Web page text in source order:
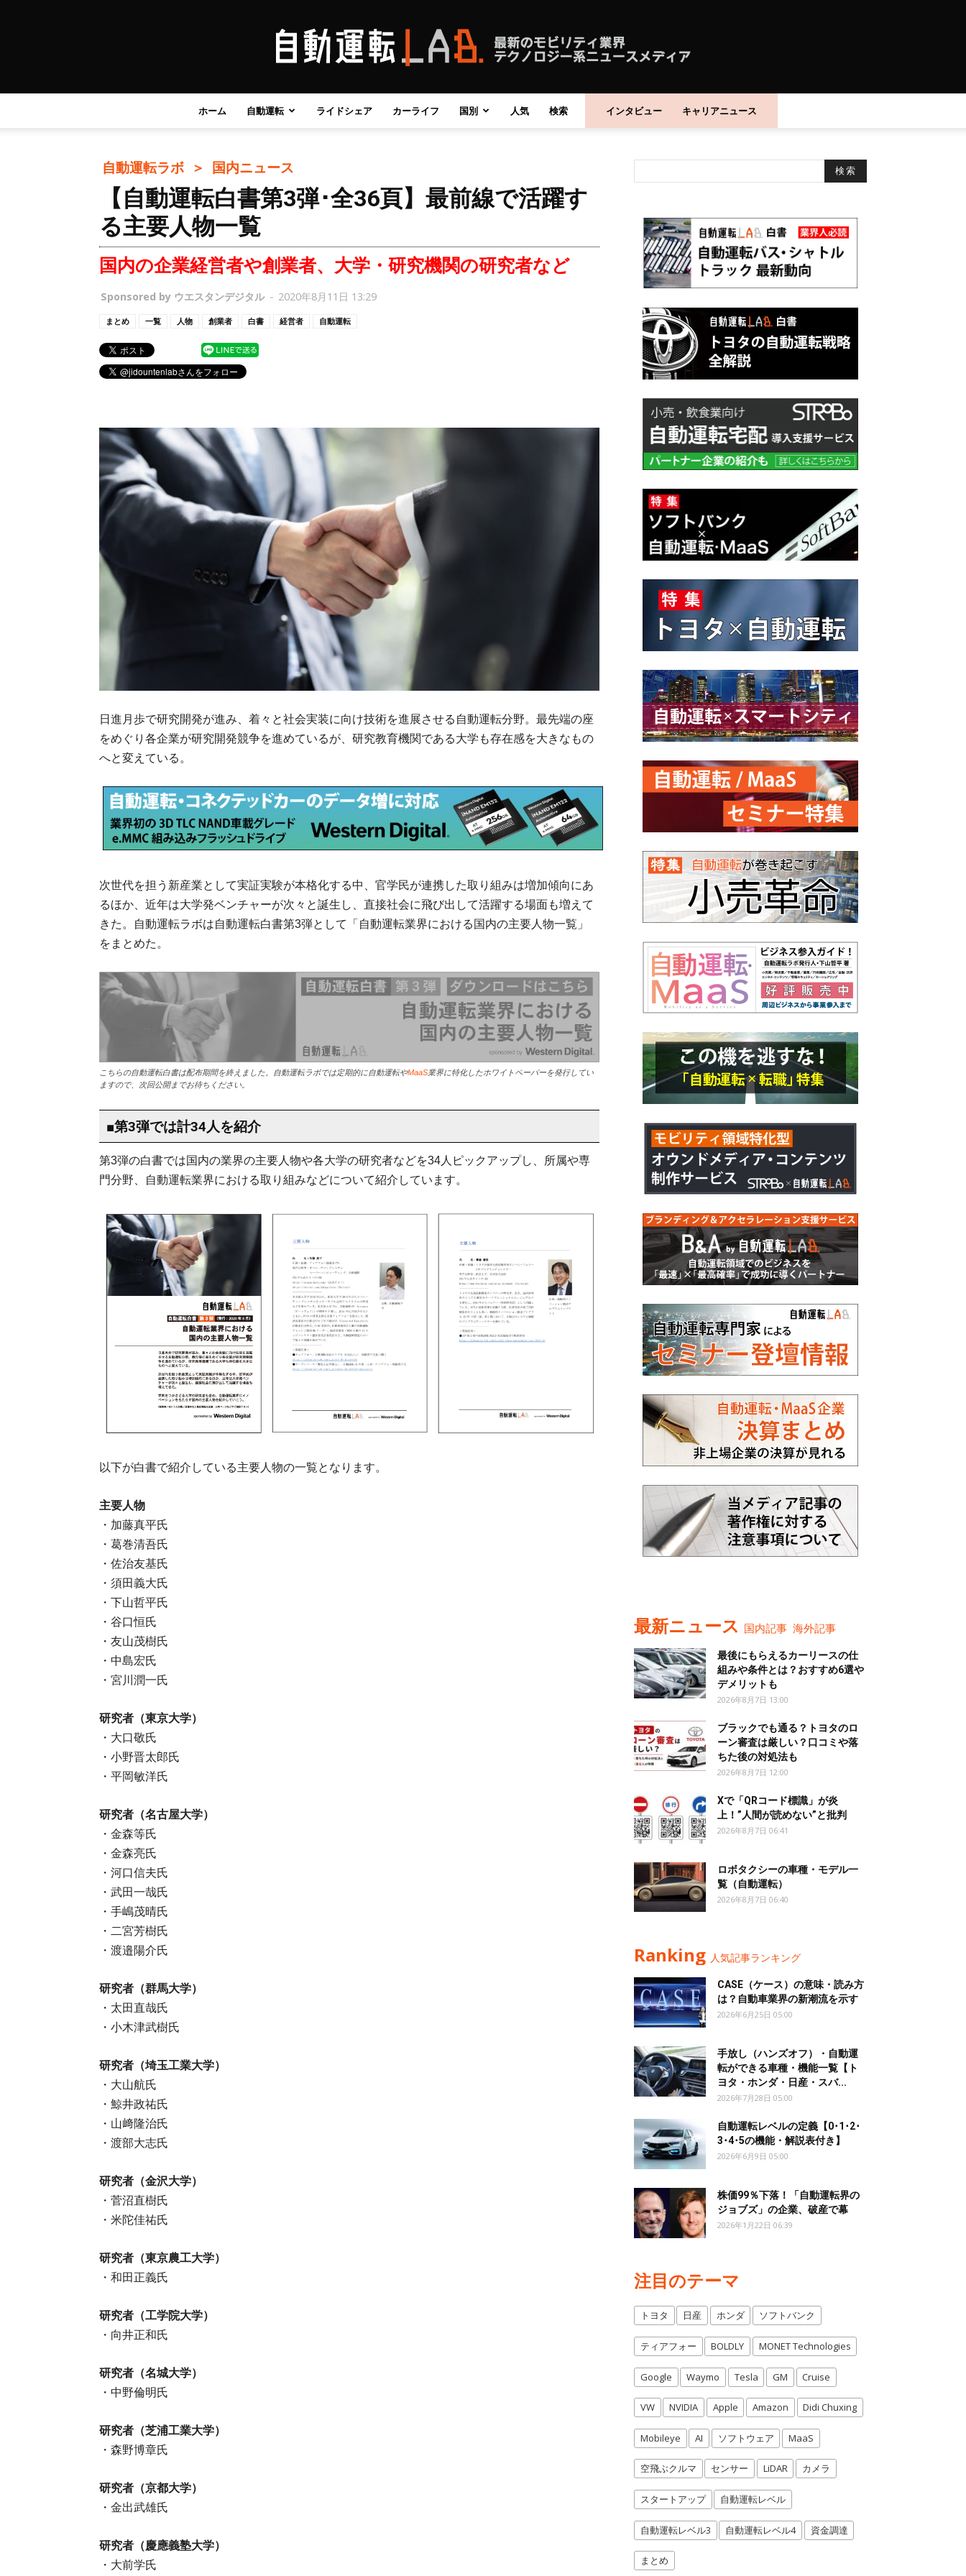
自
動
ホーム 自動運転 ライドシェア カーライフ 国別 人気 検索 インタビュー キャリアニュース
自動運転ラボ ＞ 国内ニュース
【自動運転白書第3弾･全36頁】最前線で活躍す
る主要人物一覧
国内の企業経営者や創業者、大学・研究機関の研究者など
Sponsored by ウエスタンデジタル - 2020年8月11日 13:29
まとめ 一覧 人物 創業者 白書 経営者 自動運転
日進月歩で研究開発が進み、着々と社会実装に向け技術を進展させる自動運転分野。最先端の座
をめぐり各企業が研究開発競争を進めているが、研究教育機関である大学も存在感を大きなもの
へと変えている。
次世代を担う新産業として実証実験が本格化する中、官学民が連携した取り組みは増加傾向にあ
るほか、近年は大学発ベンチャーが次々と誕生し、直接社会に飛び出して活躍する場面も増えて
きた。自動運転ラボは自動運転白書第3弾として「自動運転業界における国内の主要人物一覧」
をまとめた。
こちらの自動運転白書は配布期間を終えました。自動運転ラボでは定期的に自動運転やMaaS業界に特化したホワイトペーパーを発行してい
ますので、次回公開までお待ちください。
■第3弾では計34人を紹介
第3弾の白書では国内の業界の主要人物や各大学の研究者などを34人ピックアップし、所属や専
門分野、自動運転業界における取り組みなどについて紹介しています。
以下が白書で紹介している主要人物の一覧となります。
主要人物
・加藤真平氏
・葛巻清吾氏
・佐治友基氏
・須田義大氏
・下山哲平氏
・谷口恒氏
・友山茂樹氏
・中島宏氏
・宮川潤一氏
研究者（東京大学）
・大口敬氏
・小野晋太郎氏
・平岡敏洋氏
研究者（名古屋大学）
・金森等氏
・金森亮氏
・河口信夫氏
・武田一哉氏
・手嶋茂晴氏
・二宮芳樹氏
・渡邉陽介氏
研究者（群馬大学）
・太田直哉氏
・小木津武樹氏
研究者（埼玉工業大学）
・大山航氏
・鯨井政祐氏
・山﨑隆治氏
・渡部大志氏
研究者（金沢大学）
・菅沼直樹氏
・米陀佳祐氏
研究者（東京農工大学）
・和田正義氏
研究者（工学院大学）
・向井正和氏
研究者（名城大学）
・中野倫明氏
研究者（芝浦工業大学）
・森野博章氏
研究者（京都大学）
・金出武雄氏
研究者（慶應義塾大学）
・大前学氏
最新ニュース 国内記事 海外記事
最後にもらえるカーリースの仕
組みや条件とは？おすすめ6選や
デメリットも
2026年8月7日 13:00
ブラックでも通る？トヨタのロ
ーン審査は厳しい？口コミや落
ちた後の対処法も
2026年8月7日 12:00
Xで「QRコード標識」が炎
上！”人間が読めない”と批判
2026年8月7日 06:41
ロボタクシーの車種・モデル一
覧（自動運転）
2026年8月7日 06:40
Ranking 人気記事ランキング
CASE（ケース）の意味・読み方
は？自動車業界の新潮流を示す
2026年6月25日 05:00
手放し（ハンズオフ）・自動運
転ができる車種・機能一覧【ト
ヨタ・ホンダ・日産・スバ...
2026年7月28日 05:00
自動運転レベルの定義【0･1･2･
3･4･5の機能・解説表付き】
2026年6月9日 05:00
株価99％下落！「自動運転界の
ジョブズ」の企業、破産で幕
2026年1月22日 06:39
注目のテーマ
トヨタ 日産 ホンダ ソフトバンク
ティアフォー BOLDLY MONET Technologies
Google Waymo Tesla GM Cruise
VW NVIDIA Apple Amazon Didi Chuxing
Mobileye AI ソフトウェア MaaS
空飛ぶクルマ センサー LiDAR カメラ
スタートアップ 自動運転レベル
自動運転レベル3 自動運転レベル4 資金調達
まとめ